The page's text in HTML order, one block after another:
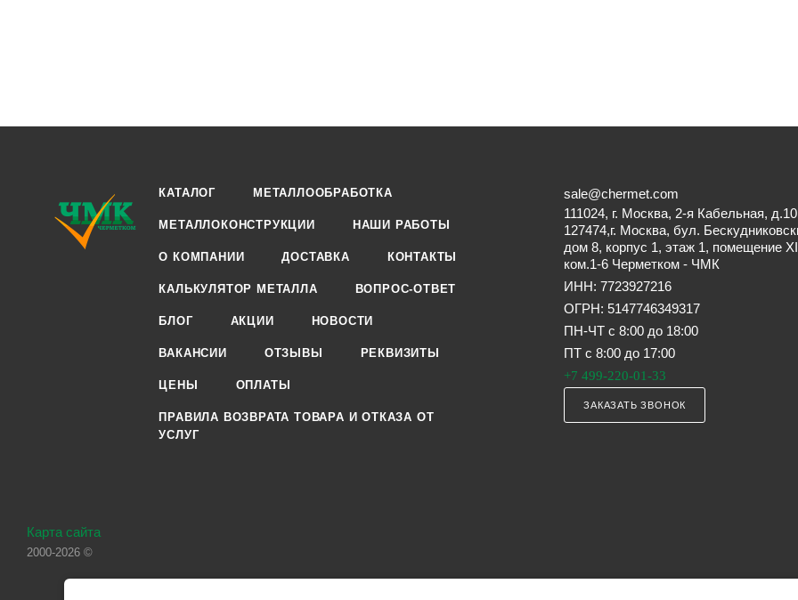
КАТАЛОГ МЕТАЛЛООБРАБОТКА
МЕТАЛЛОКОНСТРУКЦИИ НАШИ РАБОТЫ
О КОМПАНИИ ДОСТАВКА КОНТАКТЫ
КАЛЬКУЛЯТОР МЕТАЛЛА ВОПРОС-ОТВЕТ
БЛОГ АКЦИИ НОВОСТИ
ВАКАНСИИ ОТЗЫВЫ РЕКВИЗИТЫ
ЦЕНЫ ОПЛАТЫ
ПРАВИЛА ВОЗВРАТА ТОВАРА И ОТКАЗА ОТ
УСЛУГ
sale@chermet.com
111024, г. Москва, 2-я Кабельная, д.10
127474,г. Москва, бул.
дом 8, корпус 1, этаж 1, помещение
ком.1-6 Черметком - ЧМК
ИНН: 7723927216
ОГРН: 5147746349317
ПН-ЧТ с 8:00 до 18:00
ПТ с 8:00 до 17:00
+7 499-220-01-33
ЗАКАЗАТЬ ЗВОНОК
Карта сайта
2000-2026 ©